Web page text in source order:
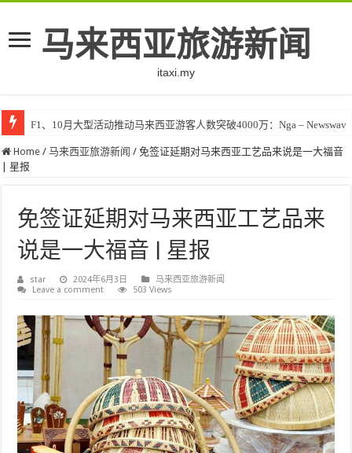
马来西亚旅游新闻
itaxi.my
F1、10月大型活动推动马来西亚游客人数突破4000万：Nga – Newswav
Home / 马来西亚旅游新闻 / 免签证延期对马来西亚工艺品来说是一大福音
| 星报
免签证延期对马来西亚工艺品来
说是一大福音 | 星报
star 2024年6月3日
马来西亚旅游新闻
Leave a comment
503 Views